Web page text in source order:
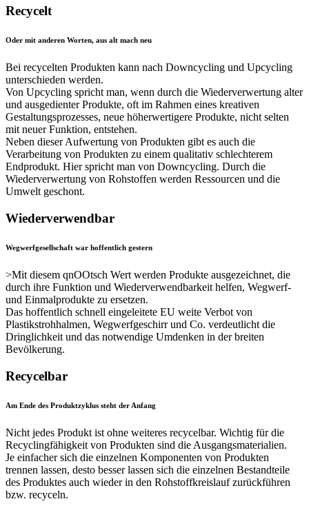
Recycelt
Oder mit anderen Worten, aus alt mach neu
Bei recycelten Produkten kann nach Downcycling und Upcycling
unterschieden werden.
Von Upcycling spricht man, wenn durch die Wiederverwertung alter
und ausgedienter Produkte, oft im Rahmen eines kreativen
Gestaltungsprozesses, neue höherwertigere Produkte, nicht selten
mit neuer Funktion, entstehen.
Neben dieser Aufwertung von Produkten gibt es auch die
Verarbeitung von Produkten zu einem qualitativ schlechterem
Endprodukt. Hier spricht man von Downcycling. Durch die
Wiederverwertung von Rohstoffen werden Ressourcen und die
Umwelt geschont.
Wiederverwendbar
Wegwerfgesellschaft war hoffentlich gestern
>Mit diesem qnOOtsch Wert werden Produkte ausgezeichnet, die
durch ihre Funktion und Wiederverwendbarkeit helfen, Wegwerf-
und Einmalprodukte zu ersetzen.
Das hoffentlich schnell eingeleitete EU weite Verbot von
Plastikstrohhalmen, Wegwerfgeschirr und Co. verdeutlicht die
Dringlichkeit und das notwendige Umdenken in der breiten
Bevölkerung.
Recycelbar
Am Ende des Produktzyklus steht der Anfang
Nicht jedes Produkt ist ohne weiteres recycelbar. Wichtig für die
Recyclingfähigkeit von Produkten sind die Ausgangsmaterialien.
Je einfacher sich die einzelnen Komponenten von Produkten
trennen lassen, desto besser lassen sich die einzelnen Bestandteile
des Produktes auch wieder in den Rohstoffkreislauf zurückführen
bzw. recyceln.